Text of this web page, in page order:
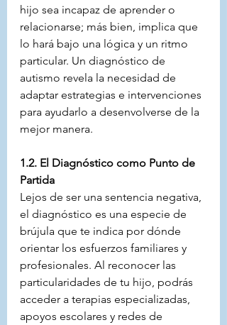
hijo sea incapaz de aprender o
relacionarse; más bien, implica que
lo hará bajo una lógica y un ritmo
particular. Un diagnóstico de
autismo revela la necesidad de
adaptar estrategias e intervenciones
para ayudarlo a desenvolverse de la
mejor manera.
1.2. El Diagnóstico como Punto de
Partida
Lejos de ser una sentencia negativa,
el diagnóstico es una especie de
brújula que te indica por dónde
orientar los esfuerzos familiares y
profesionales. Al reconocer las
particularidades de tu hijo, podrás
acceder a terapias especializadas,
apoyos escolares y redes de